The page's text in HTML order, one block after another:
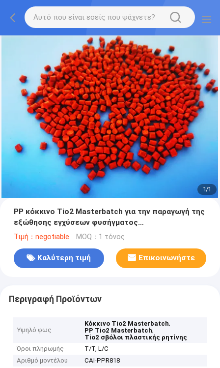
1/1
PP κόκκινο Tio2 Masterbatch για την παραγωγή της
εξώθησης εγχύσεων φυσήγματος
πολυπροπυλενίου
Τιμή：negotiable MOQ：1 τόνος
Καλύτερη τιμή Επικοινωνήστε
Περιγραφή Προϊόντων
Υψηλό φως
Κόκκινο Tio2 Masterbatch,
PP Tio2 Masterbatch,
Tio2 σβόλοι πλαστικής ρητίνης
Όροι πληρωμής
T/T, L/C
Αριθμό μοντέλου
CAI-PPR818